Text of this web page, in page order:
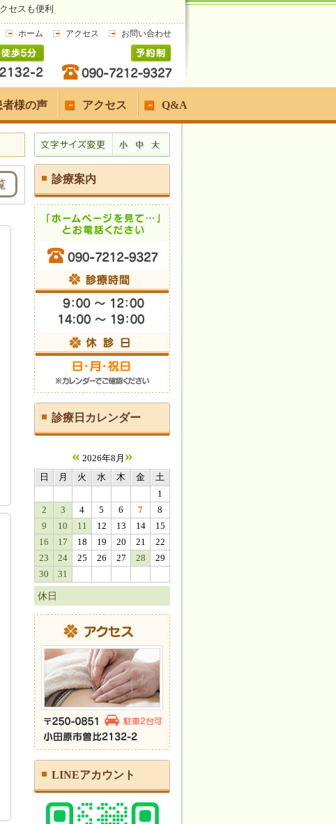
セスも便利
ホーム アクセス お問い合わせ
者様の声 アクセス Q&A
診療案内
診療日カレンダー
« 2026年8月 »
日 月 火 水 木 金
土
1
2
3 4 5 6 7
8
9
10 11 12 13 14
15
16
17 18 19 20 21
22
23
24 25 26 27 28
29
30
31
休日
LINEアカウント